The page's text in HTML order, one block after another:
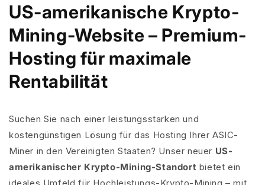
US-amerikanische Krypto-
Mining-Website – Premium-
Hosting für maximale
Rentabilität
Suchen Sie nach einer leistungsstarken und
kostengünstigen Lösung für das Hosting Ihrer ASIC-
Miner in den Vereinigten Staaten? Unser neuer US-
amerikanischer Krypto-Mining-Standort bietet ein